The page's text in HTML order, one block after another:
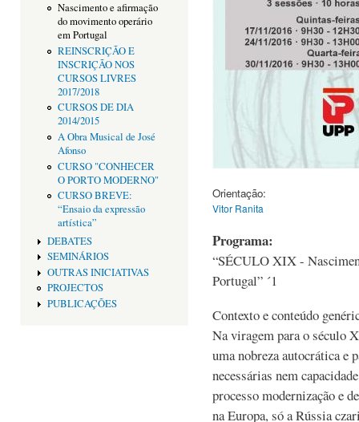
Nascimento e afirmação
do movimento operário
em Portugal
REINSCRIÇÃO E
INSCRIÇÃO NOS
CURSOS LIVRES
2017/2018
CURSOS DE DIA
2014/2015
A Obra Musical de José
Afonso
CURSO "CONHECER
O PORTO MODERNO"
CURSO BREVE:
“Ensaio da expressão
artística”
DEBATES
SEMINÁRIOS
OUTRAS INICIATIVAS
PROJECTOS
PUBLICAÇÕES
Orientação:
Vitor Ranita
Programa:
“SÉCULO XIX -
Portugal” ´1
Contexto e conteúdo
Na viragem para o século
uma nobreza autocrática e
necessárias nem
processo modernização e
na Europa, só a Rússia